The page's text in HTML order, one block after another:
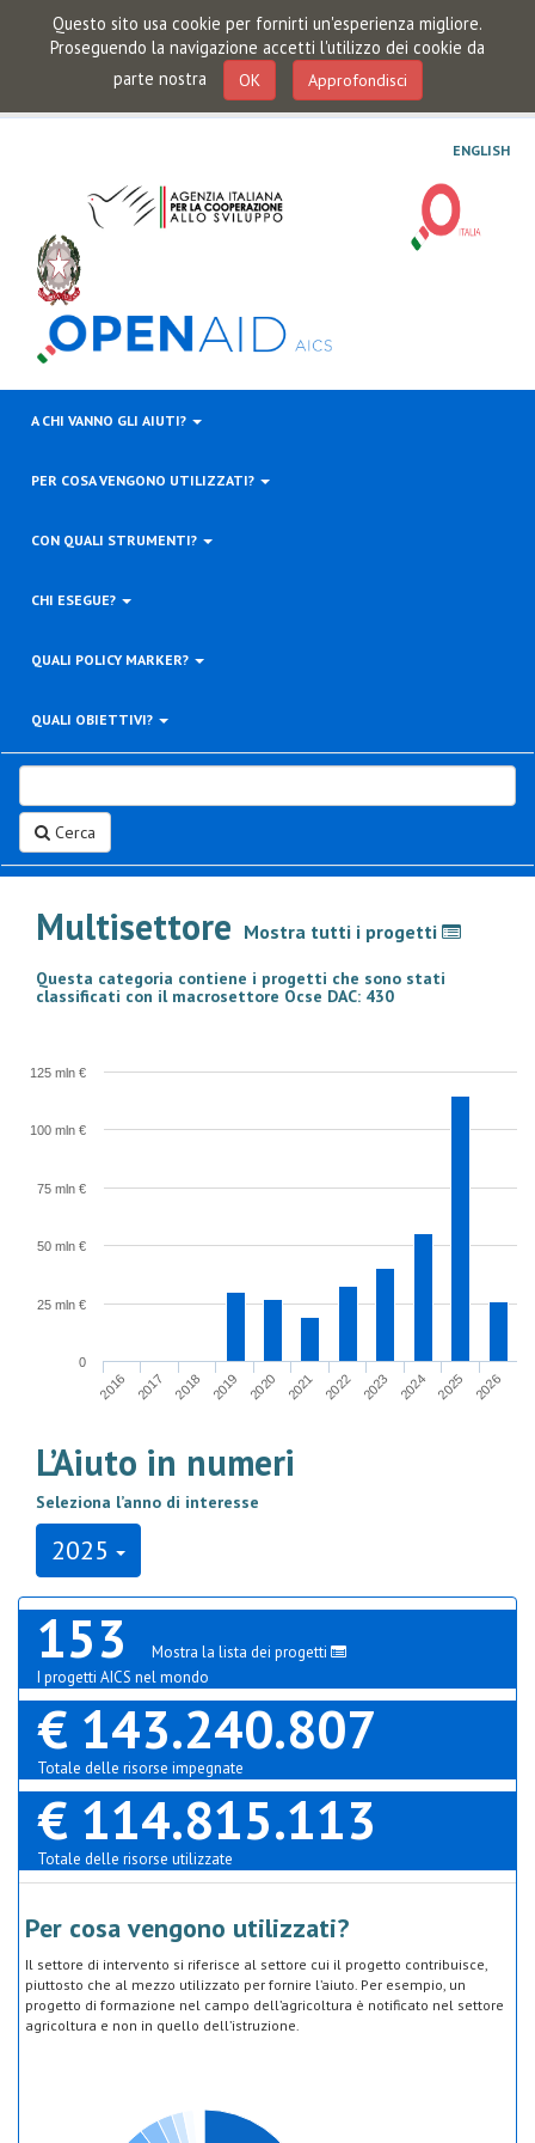
Questo sito usa cookie per fornirti un'esperienza migliore.
Proseguendo la navigazione accetti l'utilizzo dei cookie da
parte nostra
OK Approfondisci
ENGLISH
A CHI VANNO GLI AIUTI?
PER COSA VENGONO UTILIZZATI?
CON QUALI STRUMENTI?
CHI ESEGUE?
QUALI POLICY MARKER?
QUALI OBIETTIVI?
Cerca
Multisettore Mostra tutti i progetti
Questa categoria contiene i progetti che sono stati
classificati con il macrosettore Ocse DAC: 430
2016 2017 2018 2019 2020 2021 2022 2023 2024 2025 2026
0
25 mln €
50 mln €
75 mln €
100 mln €
125 mln €
L’Aiuto in numeri
Seleziona l’anno di interesse
2025
153
Mostra la lista dei progetti
I progetti AICS nel mondo
€ 143.240.807
Totale delle risorse impegnate
€ 114.815.113
Totale delle risorse utilizzate
Per cosa vengono utilizzati?
Il settore di intervento si riferisce al settore cui il progetto contribuisce,
piuttosto che al mezzo utilizzato per fornire l’aiuto. Per esempio, un
progetto di formazione nel campo dell’agricoltura è notificato nel settore
agricoltura e non in quello dell’istruzione.